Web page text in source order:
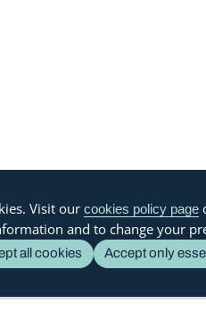
Visit our cookies policy page
and to change your
all cookies Accept only